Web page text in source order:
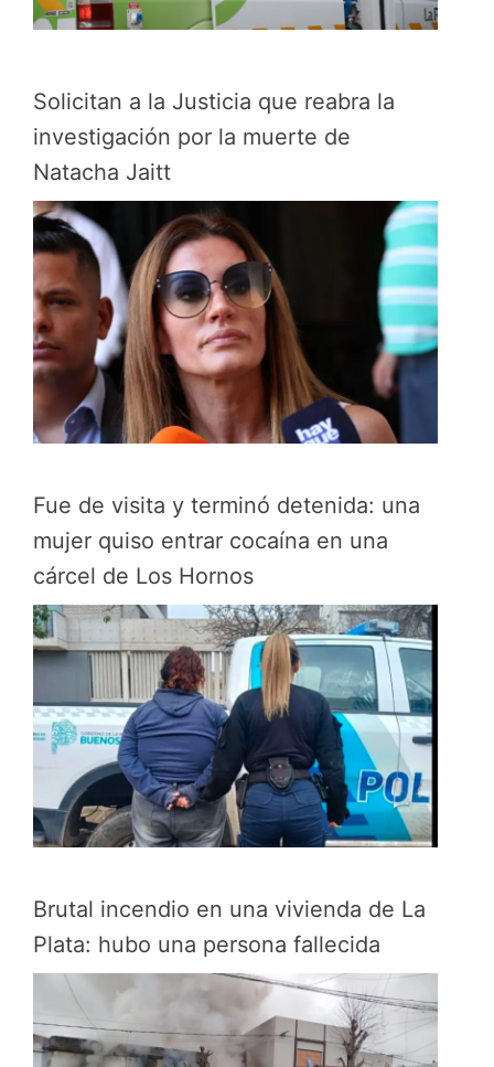
Solicitan a la Justicia que reabra la
investigación por la muerte de
Natacha Jaitt
Fue de visita y terminó detenida: una
mujer quiso entrar cocaína en una
cárcel de Los Hornos
Brutal incendio en una vivienda de La
Plata: hubo una persona fallecida